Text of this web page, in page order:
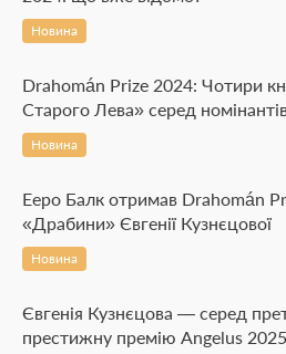
Новина
Drahomán Prize 2024: Чотири
Старого Лева» серед
Новина
Ееро Балк отримав Drahomán
«Драбини» Євгенії Кузнєцової
Новина
Євгенія Кузнєцова — серед
престижну премію Angelus